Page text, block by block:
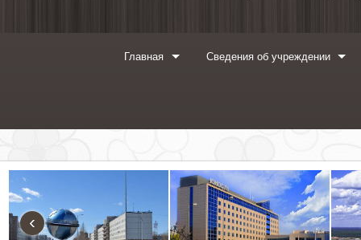
Главная Сведения об учреждении
‹